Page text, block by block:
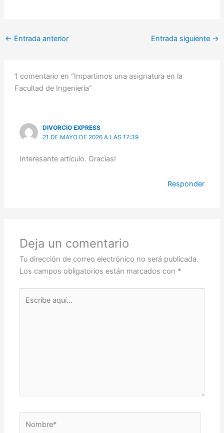
← Entrada anterior Entrada siguiente →
1 comentario en “Impartimos una asignatura en la
Facultad de Ingeniería”
DIVORCIO EXPRESS
21 DE MAYO DE 2026 A LAS 17:39
Interesante artículo. Gracias!
Responder
Deja un comentario
Tu dirección de correo electrónico no será publicada.
Los campos obligatorios están marcados con *
aquí...